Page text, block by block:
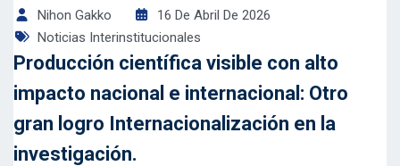
Nihon Gakko
16 De Abril De 2026
Noticias Interinstitucionales
Producción científica visible con alto
impacto nacional e internacional: Otro
gran logro Internacionalización en la
investigación.